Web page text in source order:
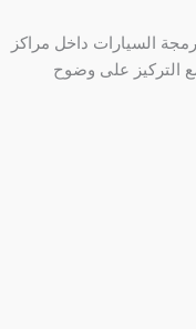
السيارات داخل مراكز
التركيز على وضوح